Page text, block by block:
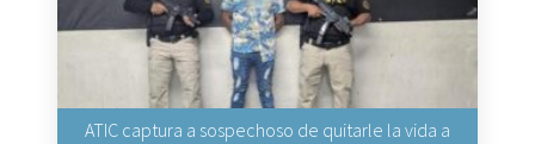
ATIC captura a sospechoso de quitarle la vida a